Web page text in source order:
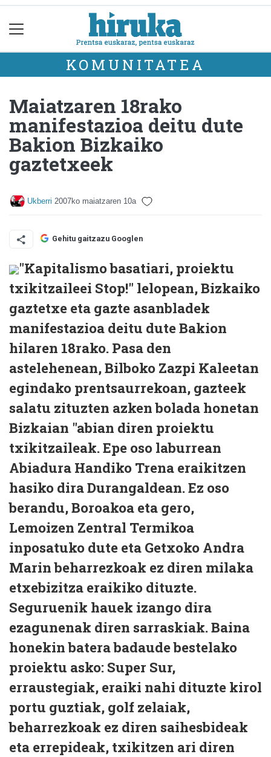
KOMUNITATEA
Maiatzaren 18rako
manifestazioa deitu dute
Bakion Bizkaiko
gaztetxeek
Ukberri 2007ko maiatzaren 10a
Gehitu gaitzazu Googlen
"Kapitalismo basatiari, proiektu
txikitzaileei Stop!" lelopean, Bizkaiko
gaztetxe eta gazte asanbladek
manifestazioa deitu dute Bakion
hilaren 18rako. Pasa den
astelehenean, Bilboko Zazpi Kaleetan
egindako prentsaurrekoan, gazteek
salatu zituzten azken bolada honetan
Bizkaian "abian diren proiektu
txikitzaileak. Epe oso laburrean
Abiadura Handiko Trena eraikitzen
hasiko dira Durangaldean. Ez oso
berandu, Boroakoa eta gero,
Lemoizen Zentral Termikoa
inposatuko dute eta Getxoko Andra
Marin beharrezkoak ez diren milaka
etxebizitza eraikiko dituzte.
Seguruenik hauek izango dira
ezagunenak diren sarraskiak. Baina
honekin batera badaude bestelako
proiektu asko: Super Sur,
erraustegiak, eraiki nahi dituzte kirol
portu guztiak, golf zelaiak,
beharrezkoak ez diren saihesbideak
eta errepideak, txikitzen ari diren